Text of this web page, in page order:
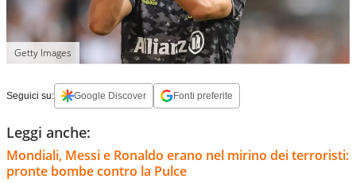
Getty Images
Seguici su: Google Discover Fonti preferite
Leggi anche:
Mondiali, Messi e Ronaldo erano nel mirino dei terroristi:
pronte bombe contro la Pulce